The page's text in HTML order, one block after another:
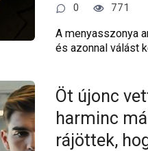
0 771
A menyasszonya
és azonnal válást
Öt újonc
harminc
rájöttek,